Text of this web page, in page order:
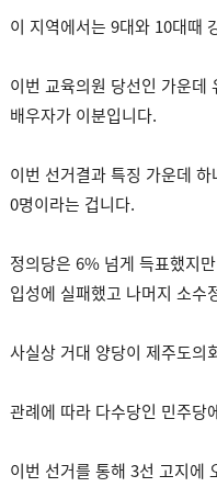
이 지역에서는 9대와 10대때
이번 교육의원 당선인 가운데
배우자가 이분입니다.
이번 선거결과 특징 가운데
0명이라는 겁니다.
정의당은 6% 넘게 득표했지
입성에 실패했고 나머지 소수
사실상 거대 양당이 제주도의
관례에 따라 다수당인 민주당
이번 선거를 통해 3선 고지에